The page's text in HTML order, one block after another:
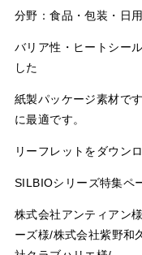
分野：食品・包装・日
バリア性・ヒートシー
した
紙製パッケージ素材で
に最適です。
リーフレットをダウン
SILBIOシリーズ特集ペ
株式会社アンティアン
ーズ様/株式会社紫野和